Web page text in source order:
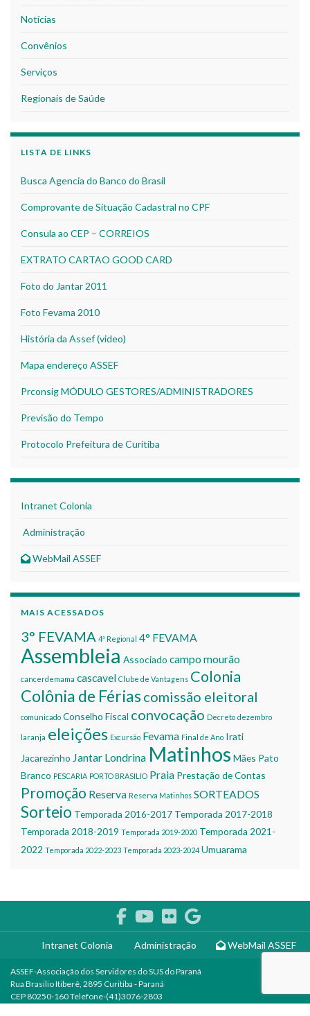
Notícias
Convênios
Serviços
Regionais de Saúde
LISTA DE LINKS
Busca Agencia do Banco do Brasil
Comprovante de Situação Cadastral no CPF
Consula ao CEP – CORREIOS
EXTRATO CARTAO GOOD CARD
Foto do Jantar 2011
Foto Fevama 2010
História da Assef (video)
Mapa endereço ASSEF
Prconsig MÓDULO GESTORES/ADMINISTRADORES
Previsão do Tempo
Protocolo Prefeitura de Curitiba
Intranet Colonia
Administração
WebMail ASSEF
MAIS ACESSADOS
3° FEVAMA 4ª Regional 4° FEVAMA
Assembleia Associado campo mourão
cancerdemama cascavel Clube de Vantagens Colonia
Colônia de Fériascomissão eleitoral
comunicado Conselho Fiscal convocação Decreto dezembro
laranja eleições Excursão Fevama Final de Ano Irati
Jacarezinho Jantar Londrina Matinhos Mães Pato
Branco PESCARIA PORTO BRASILIO Praia Prestação de Contas
Promoção Reserva Reserva Matinhos SORTEADOS
Sorteio Temporada 2016-2017 Temporada 2017-2018
Temporada 2018-2019 Temporada 2019-2020 Temporada 2021-
2022 Temporada 2022-2023 Temporada 2023-2024 Umuarama
Intranet Colonia Administração WebMail ASSEF
ASSEF-Associação dos Servidores do SUS do Paraná
Rua Brasilio Itiberê, 2895 Curitiba - Paraná
CEP 80250-160 Telefone-(41)3076-2803